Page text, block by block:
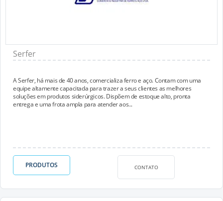
Serfer
A Serfer, há mais de 40 anos, comercializa ferro e aço. Contam com uma
equipe altamente capacitada para trazer a seus clientes as melhores
soluções em produtos siderúrgicos. Dispõem de estoque alto, pronta
entrega e uma frota ampla para atender aos...
PRODUTOS CONTATO